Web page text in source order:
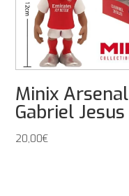
Minix Arsenal
Gabriel Jesus
20,00€